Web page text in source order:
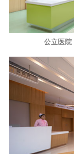
公立医院